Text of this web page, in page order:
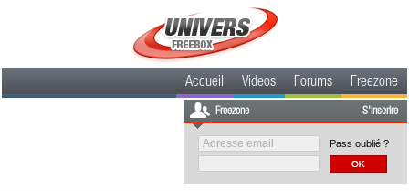
Accueil Videos Forums Freezone
Freezone S'inscrire
Pass oublié ?